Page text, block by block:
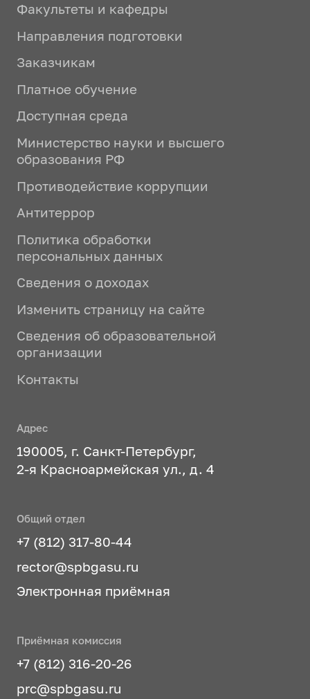
Факультеты и кафедры
Направления подготовки
Заказчикам
Платное обучение
Доступная среда
Министерство науки и высшего
образования РФ
Противодействие коррупции
Антитеррор
Политика обработки
персональных данных
Сведения о доходах
Изменить страницу на сайте
Сведения об образовательной
организации
Контакты
Адрес
190005, г. Санкт-Петербург,
2-я Красноармейская ул., д. 4
Общий отдел
+7 (812) 317-80-44
rector@spbgasu.ru
Электронная приёмная
Приёмная комиссия
+7 (812) 316-20-26
prc@spbgasu.ru